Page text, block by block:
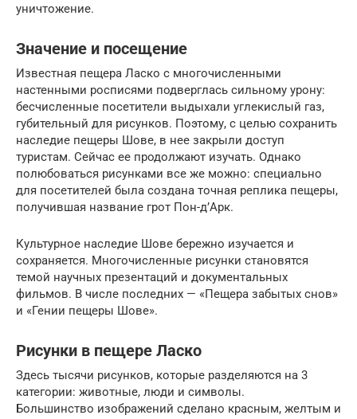
уничтожение.
Значение и посещение
Известная пещера Ласко с многочисленными
настенными росписями подверглась сильному урону:
бесчисленные посетители выдыхали углекислый газ,
губительный для рисунков. Поэтому, с целью сохранить
наследие пещеры Шове, в нее закрыли доступ
туристам. Сейчас ее продолжают изучать. Однако
полюбоваться рисунками все же можно: специально
для посетителей была создана точная реплика пещеры,
получившая название грот Пон-д’Арк.
Культурное наследие Шове бережно изучается и
сохраняется. Многочисленные рисунки становятся
темой научных презентаций и документальных
фильмов. В числе последних — «Пещера забытых снов»
и «Гении пещеры Шове».
Рисунки в пещере Ласко
Здесь тысячи рисунков, которые разделяются на 3
категории: животные, люди и символы.
Большинство изображений сделано красным, желтым и